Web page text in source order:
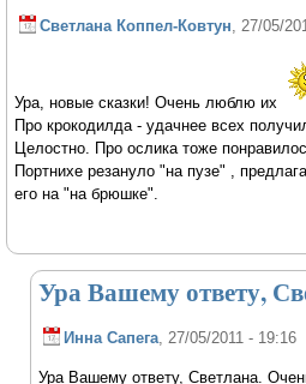
Светлана Коппел-Ковтун, 27/05/
Ура, новые сказки! Очень люблю их
Про крокодилда - удачнее всех
Целостно. Про ослика тоже
Портнихе резануло "на пузе" ,
его на "на брюшке".
Ура Вашему ответу,
Инна Сапега, 27/05/2011 - 19:16
Ура Вашему ответу, Светлана.